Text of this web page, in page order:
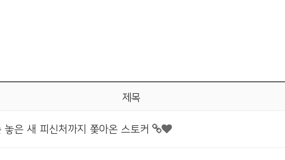
제목
은 새 피신처까지 쫓아온 스토커